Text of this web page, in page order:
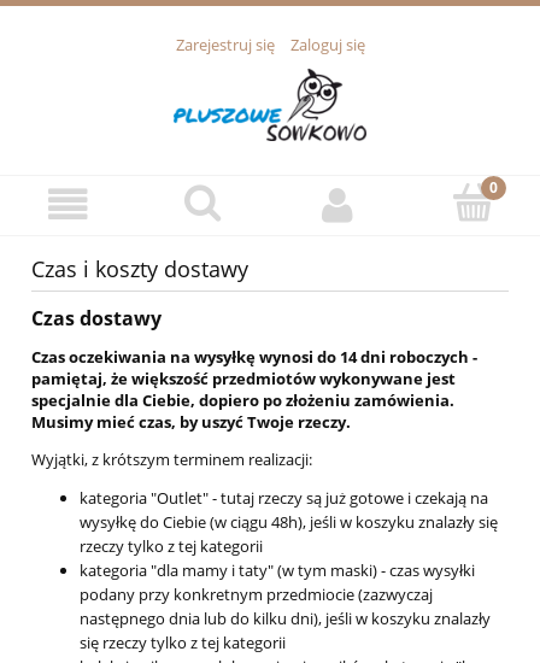
Zarejestruj się Zaloguj się
Czas i koszty dostawy
Czas dostawy
Czas oczekiwania na wysyłkę wynosi do 14 dni roboczych -
pamiętaj, że większość przedmiotów wykonywane jest
specjalnie dla Ciebie, dopiero po złożeniu zamówienia.
Musimy mieć czas, by uszyć Twoje rzeczy.
Wyjątki, z krótszym terminem realizacji:
kategoria "Outlet" - tutaj rzeczy są już gotowe i czekają na
wysyłkę do Ciebie (w ciągu 48h), jeśli w koszyku znalazły się
rzeczy tylko z tej kategorii
kategoria "dla mamy i taty" (w tym maski) - czas wysyłki
podany przy konkretnym przedmiocie (zazwyczaj
następnego dnia lub do kilku dni), jeśli w koszyku znalazły
się rzeczy tylko z tej kategorii